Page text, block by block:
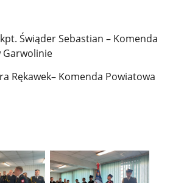
Świąder Sebastian – Komenda
Garwolinie
Rękawek– Komenda Powiatowa